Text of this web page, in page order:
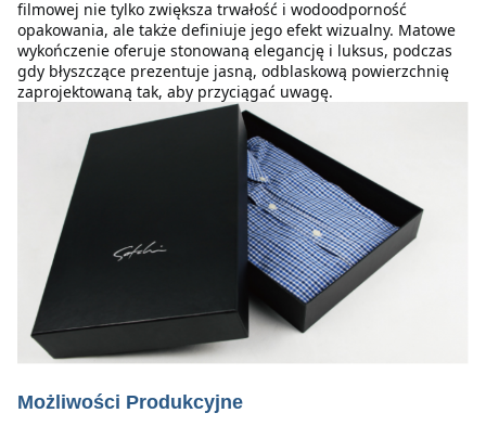
filmowej nie tylko zwiększa trwałość i wodoodporność
opakowania, ale także definiuje jego efekt wizualny. Matowe
wykończenie oferuje stonowaną elegancję i luksus, podczas
gdy błyszczące prezentuje jasną, odblaskową powierzchnię
zaprojektowaną tak, aby przyciągać uwagę.
Możliwości Produkcyjne